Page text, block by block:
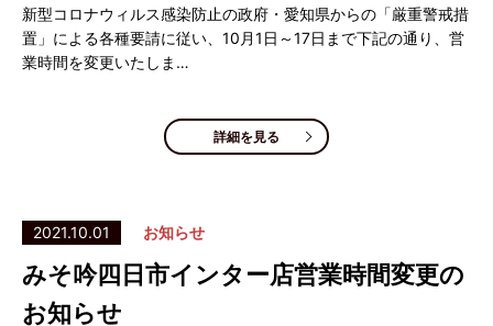
新型コロナウィルス感染防止の政府・愛知県からの「厳重警戒措
置」による各種要請に従い、10月1日～17日まで下記の通り、営
業時間を変更いたしま…
詳細を見る
2021.10.01 お知らせ
みそ吟四日市インター店営業時間変更の
お知らせ